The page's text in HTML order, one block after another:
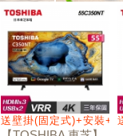
送壁掛(固定式)+安裝+